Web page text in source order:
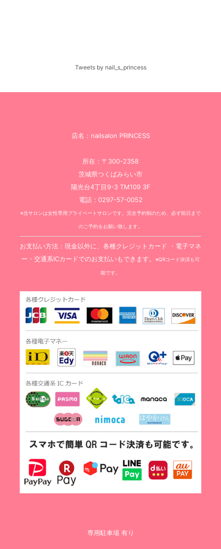
Tweets by nail_s_princess
店名：nailsalon PRINCESS
所在：〒300-2358
茨城県つくばみらい市
陽光台4丁目9-3 TM109 3F
電話：0297-57-0052
※当サロンは女性専用プライベートサロンです。完全予約制のため、必ず前日まで
のご予約をお願い致します。
お支払い方法：現金以外に、各種クレジットカード ・電子マネ
ー・交通系ICカードでのお支払いもできます。
※QRコード決済も可
能です。
専用駐車場 有り